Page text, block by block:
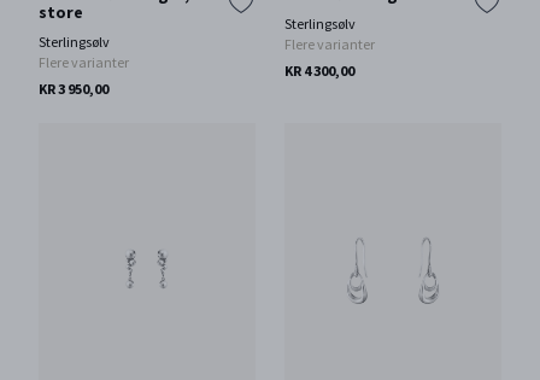
store
Sterlingsølv
Flere varianter
KR 3 950,00
Sterlingsølv
Flere varianter
KR 4 300,00